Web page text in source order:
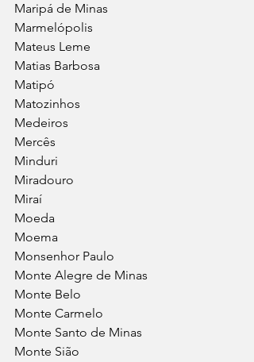
Maripá de Minas
Marmelópolis
Mateus Leme
Matias Barbosa
Matipó
Matozinhos
Medeiros
Mercês
Minduri
Miradouro
Miraí
Moeda
Moema
Monsenhor Paulo
Monte Alegre de Minas
Monte Belo
Monte Carmelo
Monte Santo de Minas
Monte Sião